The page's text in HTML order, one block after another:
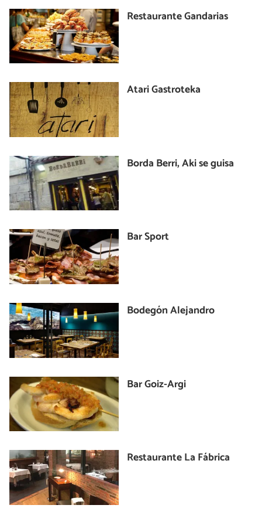
Restaurante Gandarias
Atari Gastroteka
Borda Berri, Aki se guisa
Bar Sport
Bodegón Alejandro
Bar Goiz-Argi
Restaurante La Fábrica